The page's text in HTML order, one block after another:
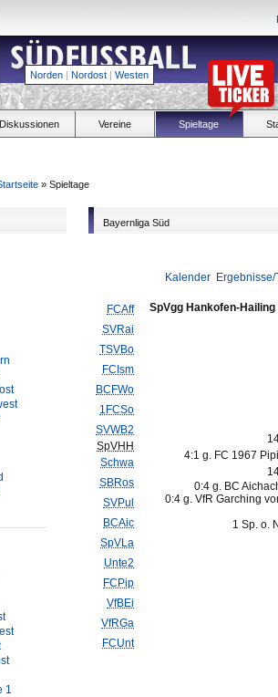
Norden | Nordost | Westen
Diskussionen Vereine Spieltage
» Spieltage
1
Bayernliga Süd
Kalender
FCAff
SVRai
TSVBo
FCIsm
BCFWo
1FCSo
SVWB2
SpVHH
Schwa
SBRos
SVPul
BCAic
SpVLa
Unte2
FCPip
VfBEi
VfRGa
FCUnt
SpVgg Hankofen-Hailing
4:1 g. FC 1967
0:4 g. BC
0:4 g. VfR Garching
1 Sp. o.